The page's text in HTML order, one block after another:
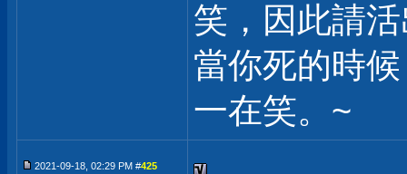
笑，因此請
當你死的時
一在笑。~
2021-09-18, 02:29 PM #425